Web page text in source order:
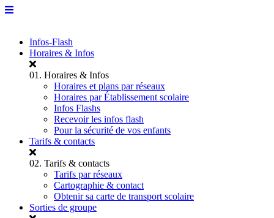
Infos-Flash
Horaires & Infos
01. Horaires & Infos
Horaires et plans par réseaux
Horaires par Établissement scolaire
Infos Flashs
Recevoir les infos flash
Pour la sécurité de vos enfants
Tarifs & contacts
02. Tarifs & contacts
Tarifs par réseaux
Cartographie & contact
Obtenir sa carte de transport scolaire
Sorties de groupe